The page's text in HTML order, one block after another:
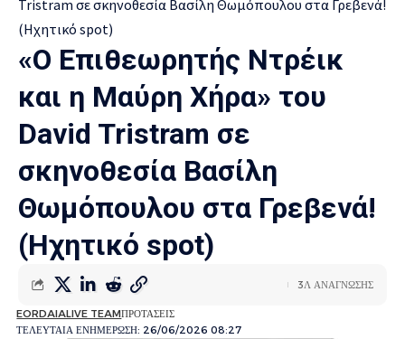
«Ο Επιθεωρητής Ντρέικ
και η Μαύρη Χήρα» του
David Tristram σε
σκηνοθεσία Βασίλη
Θωμόπουλου στα Γρεβενά!
(Ηχητικό spot)
ΤΕΛΕΥΤΑΙΑ ΕΝΗΜΕΡΩΣΗ: 26/06/2026 08:27
EORDAIALIVE TEAMΠΡΟΤΑΣΕΙΣ
3Λ ΑΝΑΓΝΩΣΗΣ